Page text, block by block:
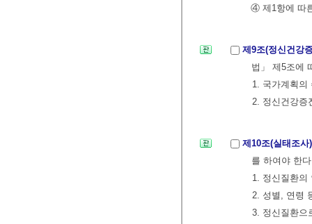
④ 제1항에 따
제9조(정신건강
법」 제5조에
1. 국가계획의
2. 정신건강증
제10조(실태조
를 하여야 한
1. 정신질환의
2. 성별, 연령
3. 정신질환으